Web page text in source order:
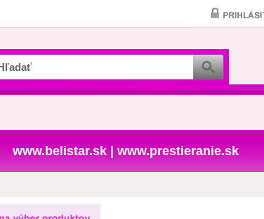
www.belistar.sk| www.prestieranie.sk